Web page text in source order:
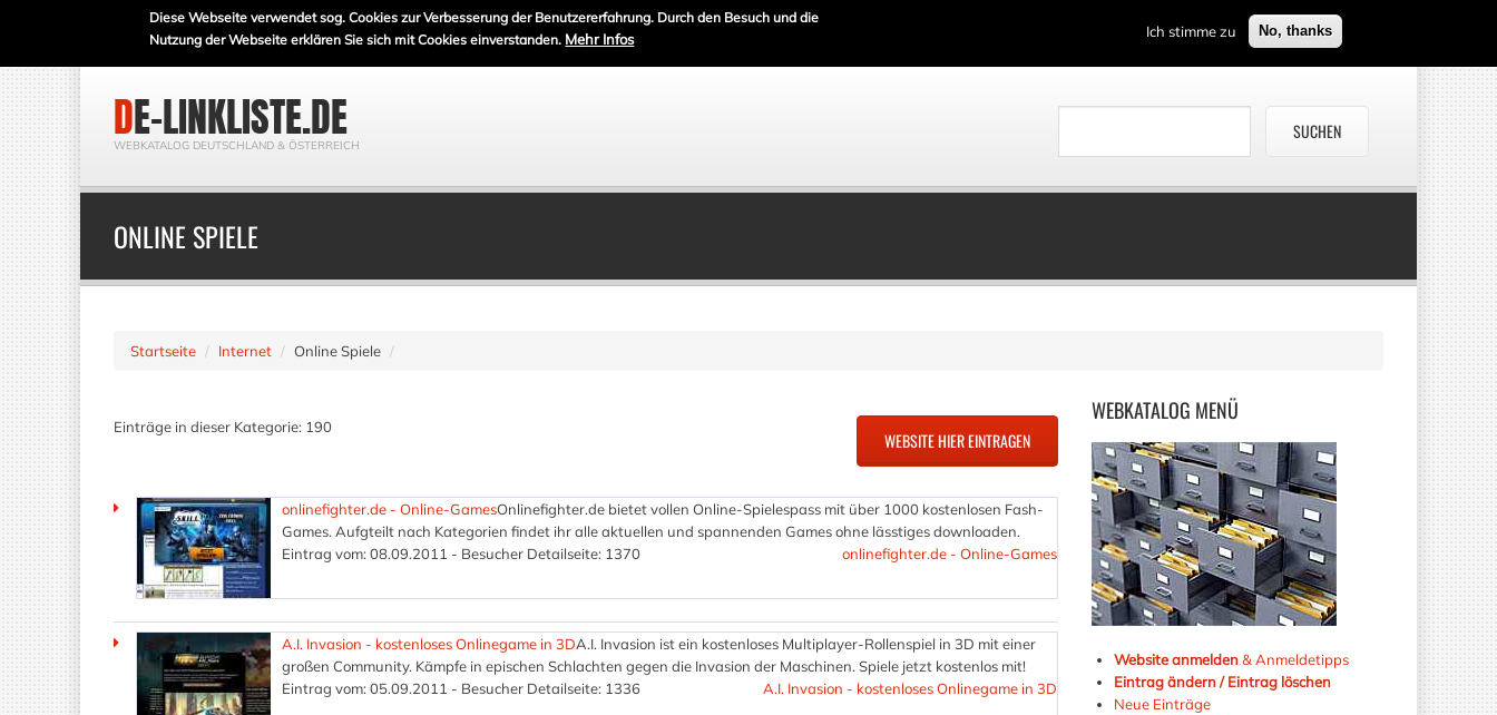
Diese Webseite verwendet sog. Cookies zur Verbesserung der Benutzererfahrung. Durch den Besuch und die
Nutzung der Webseite erklären Sie sich mit Cookies einverstanden. Mehr Infos Ich stimme zu No, thanks
DE-LINKLISTE.DE
WEBKATALOG DEUTSCHLAND & ÖSTERREICH
ONLINE SPIELE
Startseite Internet Online Spiele
WEBKATALOG MENÜ
Website anmelden& Anmeldetipps
Eintrag ändern / Eintrag löschen
Neue Einträge
Einträge in dieser Kategorie: 190
onlinefighter.de - Online-GamesOnlinefighter.de bietet vollen Online-Spielespass mit über 1000 kostenlosen Fash-
Games. Aufgteilt nach Kategorien findet ihr alle aktuellen und spannenden Games ohne lässtiges downloaden.
Eintrag vom: 08.09.2011 - Besucher Detailseite: 1370
onlinefighter.de - Online-Games
A.I. Invasion - kostenloses Onlinegame in 3DA.I. Invasion ist ein kostenloses Multiplayer-Rollenspiel in 3D mit einer
großen Community. Kämpfe in epischen Schlachten gegen die Invasion der Maschinen. Spiele jetzt kostenlos mit!
Eintrag vom: 05.09.2011 - Besucher Detailseite: 1336
A.I. Invasion - kostenloses Onlinegame in 3D